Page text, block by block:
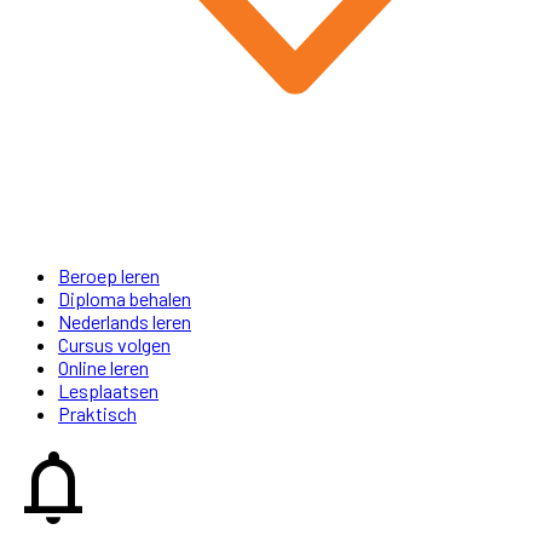
Beroep leren
Diploma behalen
Nederlands leren
Cursus volgen
Online leren
Lesplaatsen
Praktisch
notifications